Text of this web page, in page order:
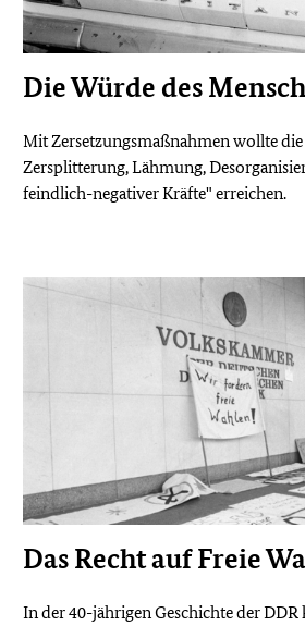
Die Würde des
Mit Zersetzungsmaßnahmen wollte
Zersplitterung, Lähmung,
feindlich-negativer Kräfte" erreichen.
Das Recht auf Freie
In der 40-jährigen Geschichte der DDR